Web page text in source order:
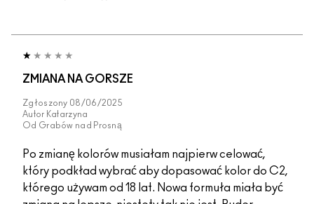
ZMIANA NA GORSZE
Zgłoszony 08/06/2025
Autor Katarzyna
Od Grabów nad Prosną
Po zmianę kolorów musiałam najpierw celować,
który podkład wybrać aby dopasować kolor do C2,
którego używam od 18 lat. Nowa formuła miała być